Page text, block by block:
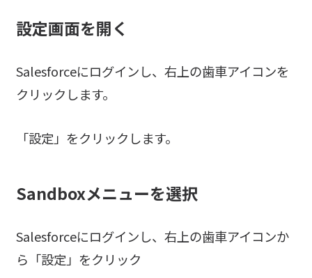
設定画面を開く
Salesforceにログインし、右上の歯車アイコンを
クリックします。
「設定」をクリックします。
Sandboxメニューを選択
Salesforceにログインし、右上の歯車アイコンか
ら「設定」をクリック